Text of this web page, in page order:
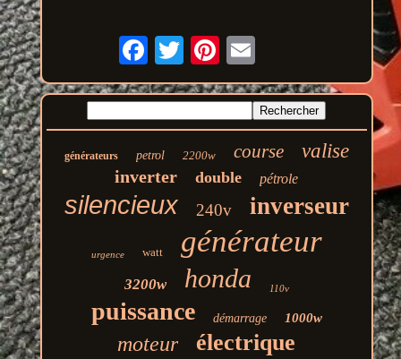
générateurs petrol 2200w course valise
inverter double pétrole
silencieux 240v inverseur
urgence watt générateur
3200w honda 110v
puissance démarrage 1000w
moteur électrique